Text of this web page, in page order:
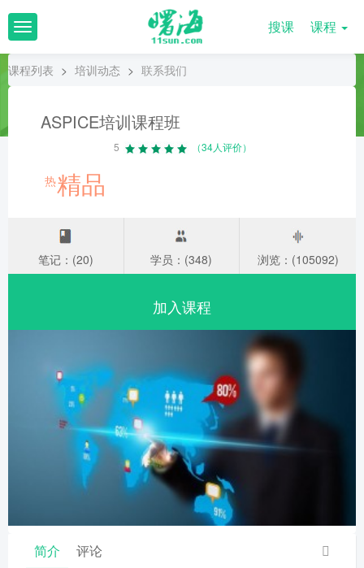
T
o
g
n
搜课 课程
课程列表 > 培训动态 > 联系我们
ASPICE培训课程班
5 （34人评价）
热精品
笔记：(20) 学员：(348) 浏览：(105092)
加入课程
简介 评论